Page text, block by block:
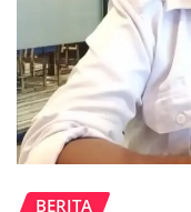
BERITA